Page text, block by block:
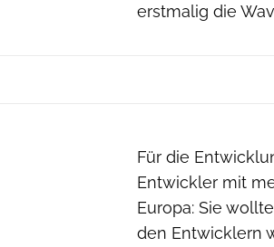
erstmalig die
Für die
Entwickler mit
Europa: Sie
den Entwicklern